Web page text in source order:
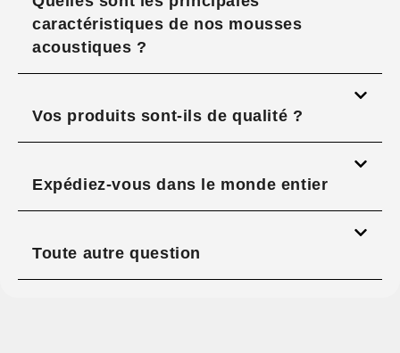
caractéristiques de nos mousses
acoustiques ?
Vos produits sont-ils de qualité ?
Expédiez-vous dans le monde entier
Toute autre question